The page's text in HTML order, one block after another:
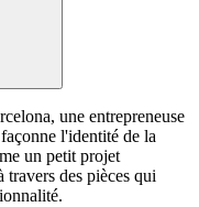
une entrepreneuse
l'identité de la
un petit projet
travers des pièces qui